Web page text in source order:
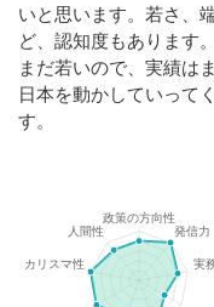
いと思います。若さ、
ど、認知度もあります。
まだ若いので、実績は
日本を動かしていって
す。